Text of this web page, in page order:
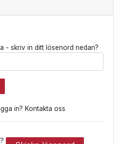
- skriv in ditt lösenord nedan?
in? Kontakta oss